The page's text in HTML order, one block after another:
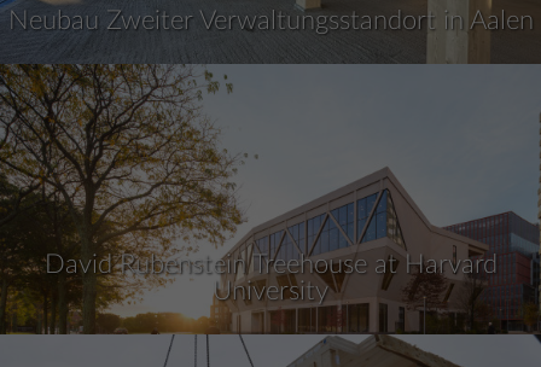
Neubau Zweiter Verwaltungsstandort in Aalen
David Rubenstein Treehouse at Harvard
University